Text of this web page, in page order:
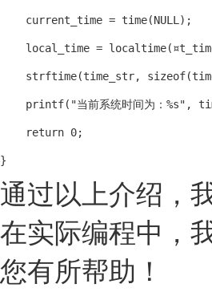
    current_time = time(NULL);
local_time =
strftime(time_str,
printf("当前系统时间为：%s",
    return 0;
通过以上介绍，
在实际编程中，
您有所帮助！